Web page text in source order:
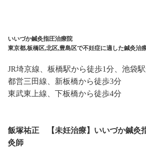
いいづか鍼灸指圧治療院
東京都,板橋区,北区,豊島区で不妊症に適した鍼灸治
JR埼京線、板橋駅から徒歩1分、池袋
都営三田線、新板橋から徒歩3分
東武東上線、下板橋から徒歩4分
飯塚祐正 【未妊治療】いいづか鍼灸
灸師